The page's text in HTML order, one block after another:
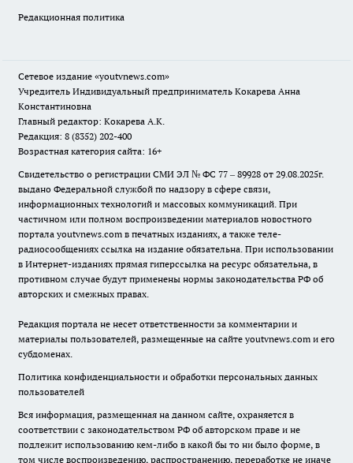
Редакционная политика
Сетевое издание «youtvnews.com»
Учредитель Индивидуальный предприниматель Кокарева Анна
Константиновна
Главный редактор: Кокарева А.К.
Редакция: 8 (8352) 202-400
Возрастная категория сайта: 16+
Свидетельство о регистрации СМИ ЭЛ № ФС 77 – 89928 от 29.08.2025г.
выдано Федеральной службой по надзору в сфере связи,
информационных технологий и массовых коммуникаций. При
частичном или полном воспроизведении материалов новостного
портала youtvnews.com в печатных изданиях, а также теле-
радиосообщениях ссылка на издание обязательна. При использовании
в Интернет-изданиях прямая гиперссылка на ресурс обязательна, в
противном случае будут применены нормы законодательства РФ об
авторских и смежных правах.
Редакция портала не несет ответственности за комментарии и
материалы пользователей, размещенные на сайте youtvnews.com и его
субдоменах.
Политика конфиденциальности и обработки персональных данных
пользователей
Вся информация, размещенная на данном сайте, охраняется в
соответствии с законодательством РФ об авторском праве и не
подлежит использованию кем-либо в какой бы то ни было форме, в
том числе воспроизведению, распространению, переработке не иначе